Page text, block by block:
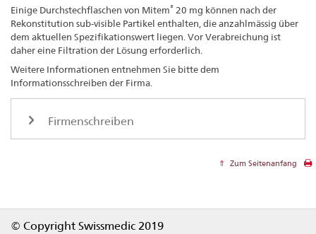
Einige Durchstechflaschen von Mitem® 20 mg können nach der
Rekonstitution sub-visible Partikel enthalten, die anzahlmässig über
dem aktuellen Spezifikationswert liegen. Vor Verabreichung ist
daher eine Filtration der Lösung erforderlich.
Weitere Informationen entnehmen Sie bitte dem
Informationsschreiben der Firma.
Firmenschreiben
Zum Seitenanfang
© Copyright Swissmedic 2019